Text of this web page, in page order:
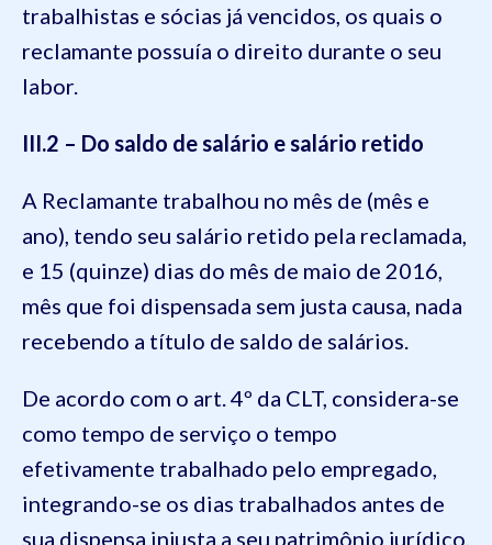
trabalhistas e sócias já vencidos, os quais o
reclamante possuía o direito durante o seu
labor.
III.2 – Do saldo de salário e salário retido
A Reclamante trabalhou no mês de (mês e
ano), tendo seu salário retido pela reclamada,
e 15 (quinze) dias do mês de maio de 2016,
mês que foi dispensada sem justa causa, nada
recebendo a título de saldo de salários.
De acordo com o art. 4º da CLT, considera-se
como tempo de serviço o tempo
efetivamente trabalhado pelo empregado,
integrando-se os dias trabalhados antes de
sua dispensa injusta a seu patrimônio jurídico,